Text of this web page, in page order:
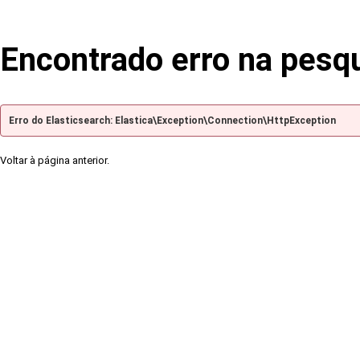
Encontrado erro na
Erro do Elasticsearch: Elastica\Exception\Connection\HttpException
Voltar à página anterior.